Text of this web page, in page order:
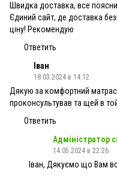
Швидка доставка, все
Єдиний сайт, де доставка
ціну! Рекомендую
Ответить
Іван
18.03.2024 в 14:12
Дякую за комфортний
проконсультував та щей в
Ответить
Адміністратор
14.05.2024 в 22:26
Іван, Дякуємо що Вам